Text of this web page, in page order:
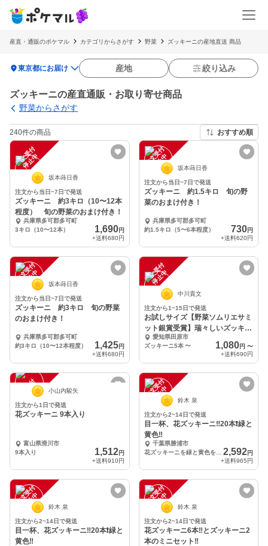
産直・通販のポケマル カテゴリからさがす 野菜 ズッキーニの産地直送 商品
location_on東京都にお届け 産地 絞り込み
ズッキーニの産直通販・お取り寄せ商品
野菜からさがす
240件の商品 おすすめ順
注
文
受
付
停
止
中
坂本蒔日香
注文から当日~7日で発送
ズッキーニ 約3キロ（10〜12本
程度） 旬の野菜のおまけ付き！
兵庫県多可郡多可町
3キロ（10〜12本）
1,690円
+送料680円
注
文
受
付
停
止
中 坂本蒔日香
注文から当日~7日で発送
ズッキーニ 約1.5キロ 旬の野
菜のおまけ付き！
兵庫県多可郡多可町
約1.5キロ（5〜6本程度）
730円
+送料620円
注
文
受
付
停
止
中 坂本蒔日香
注文から当日~7日で発送
ズッキーニ 約3キロ 旬の野菜
のおまけ付き！
兵庫県多可郡多可町
約3キロ（10〜12本程度）
1,425円
+送料680円
注
文
受
付
停
止
中
中川貴文
注文から1~15日で発送
お試しサイズ【野菜ソムリエサミ
ット銀賞受賞】瑞々しいズッキー
ニ愛知県田原市
ズッキーニ5本 〜 1,080円 〜
+送料690円
注
文
受
付
停
止
中 小山内駿矢
注文から1日で発送
花ズッキーニ 9本入り
富山県滑川市
9本入り
1,512円
+送料910円
注
文
受
付
停
止
中 鈴木 泉
注文から2~14日で発送
目一杯、花ズッキーニ‼️20本❗️緑と
黄色‼️
千葉県勝浦市
花ズッキーニを緑と黄色を少し
2,592円
+送料965円
注
文
受
付
停
止
中 鈴木 泉
注文から2~14日で発送
目一杯、花ズッキーニ‼️20本❗️緑と
黄色‼️
注
文
受
付
停
止
中 鈴木 泉
注文から2~14日で発送
花ズッキーニ6本‼️とズッキーニ2
本のミニセット‼️